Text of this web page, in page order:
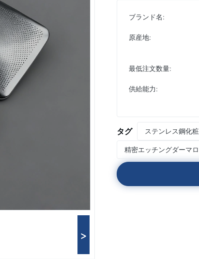
>
ブランド名:
原産地:
最低注文数量:
供給能力:
タグ
ステンレス鋼化
精密エッチングダーマ